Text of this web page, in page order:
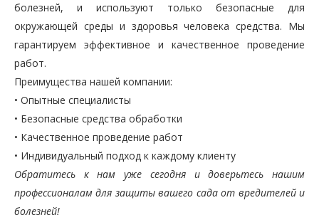
болезней, и используют только безопасные для
окружающей среды и здоровья человека средства. Мы
гарантируем эффективное и качественное проведение
работ.
Преимущества нашей компании:
• Опытные специалисты
• Безопасные средства обработки
• Качественное проведение работ
• Индивидуальный подход к каждому клиенту
Обратитесь к нам уже сегодня и доверьтесь нашим
профессионалам для защиты вашего сада от вредителей и
болезней!